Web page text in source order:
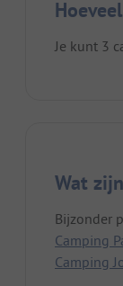
Je kunt 3
Wat
Bijzonder
Camping
Camping